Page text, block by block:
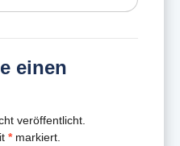
einen
veröffentlicht.
*markiert.